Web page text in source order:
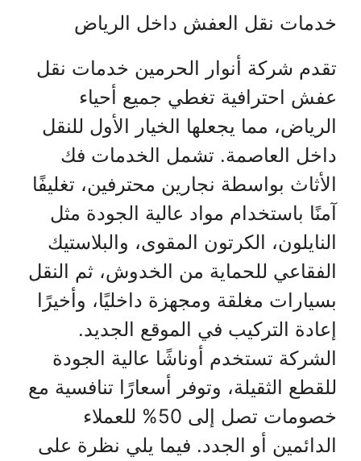
خدمات نقل العفش داخل الرياض
تقدم شركة أنوار الحرمين خدمات نقل
عفش احترافية تغطي جميع أحياء
الرياض، مما يجعلها الخيار الأول للنقل
داخل العاصمة. تشمل الخدمات فك
الأثاث بواسطة نجارين محترفين، تغليفًا
آمنًا باستخدام مواد عالية الجودة مثل
النايلون، الكرتون المقوى، والبلاستيك
الفقاعي للحماية من الخدوش، ثم النقل
بسيارات مغلقة ومجهزة داخليًا، وأخيرًا
إعادة التركيب في الموقع الجديد.
الشركة تستخدم أوناشًا عالية الجودة
للقطع الثقيلة، وتوفر أسعارًا تنافسية مع
خصومات تصل إلى 50% للعملاء
الدائمين أو الجدد. فيما يلي نظرة على